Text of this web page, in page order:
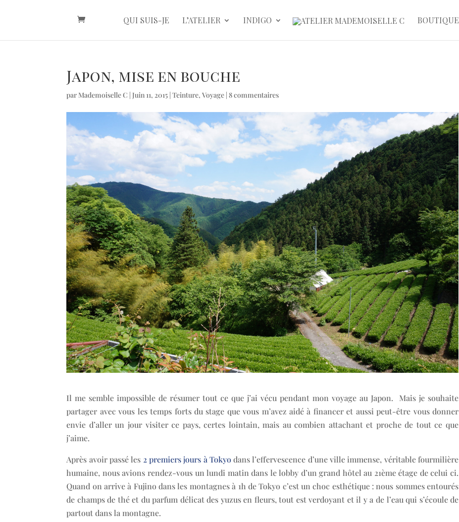
QUI SUIS-JE L’ATELIER INDIGO BOUTIQUE
Japon, mise en bouche
par Mademoiselle C |Juin 11, 2015 |Teinture,Voyage |8 commentaires
Il me semble impossible de résumer tout ce que j’ai vécu pendant mon voyage au Japon. Mais je souhaite
partager avec vous les temps forts du stage que vous m’avez aidé à financer et aussi peut-être vous donner
envie d’aller un jour visiter ce pays, certes lointain, mais au combien attachant et proche de tout ce que
j’aime.
Après avoir passé les 2 premiers jours à Tokyodans l’effervescence d’une ville immense, véritable fourmilière
humaine, nous avions rendez-vous un lundi matin dans le lobby d’un grand hôtel au 21ème étage de celui ci.
Quand on arrive à Fujino dans les montagnes à 1h de Tokyo c’est un choc esthétique : nous sommes entourés
de champs de thé et du parfum délicat des yuzus en fleurs, tout est verdoyant et il y a de l’eau qui s’écoule de
partout dans la montagne.